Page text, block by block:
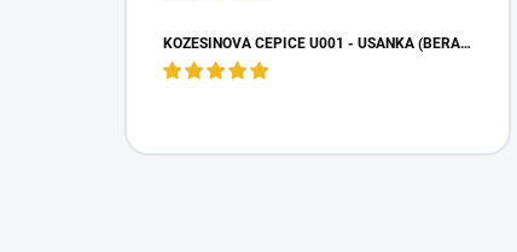
KOŽEŠINOVÁ ČEPICE U001 - UŠANKA (BERANICE)